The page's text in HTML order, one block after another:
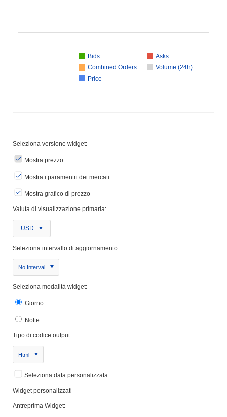
Bids
Asks
Combined Orders
Volume (24h)
Price
Seleziona versione widget:
Mostra prezzo
Mostra i paramentri dei mercati
Mostra grafico di prezzo
Valuta di visualizzazione primaria:
USD
Seleziona intervallo di aggiornamento:
No Interval
Seleziona modalità widget:
Giorno
Notte
Tipo di codice output:
Html
Seleziona data personalizzata
Widget personalizzati
Antreprima Widget: